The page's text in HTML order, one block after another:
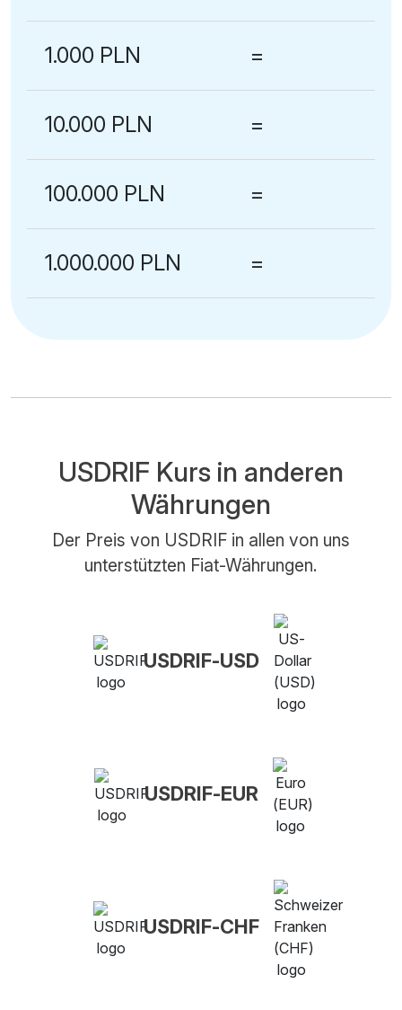
1.000 PLN =
10.000 PLN =
100.000 PLN =
1.000.000 PLN =
USDRIF Kurs in anderen
Währungen
Der Preis von USDRIF in allen von uns
unterstützten Fiat-Währungen.
USDRIF-USD
USDRIF-EUR
USDRIF-CHF